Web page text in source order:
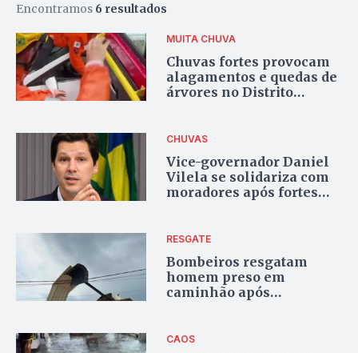
Encontramos 6 resultados
MUITA CHUVA
Chuvas fortes provocam
alagamentos e quedas de
árvores no Distrito
CHUVAS
Vice-governador Daniel
Vilela se solidariza com
moradores após fortes
RESGATE
Bombeiros resgatam
homem preso em
caminhão após
CAOS